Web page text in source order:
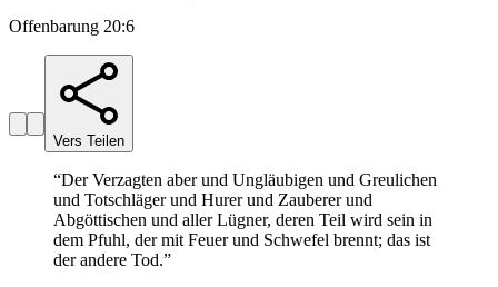
Offenbarung 20:6
Vers Teilen
“Der Verzagten aber und Ungläubigen und Greulichen
und Totschläger und Hurer und Zauberer und
Abgöttischen und aller Lügner, deren Teil wird sein in
dem Pfuhl, der mit Feuer und Schwefel brennt; das ist
der andere Tod.”